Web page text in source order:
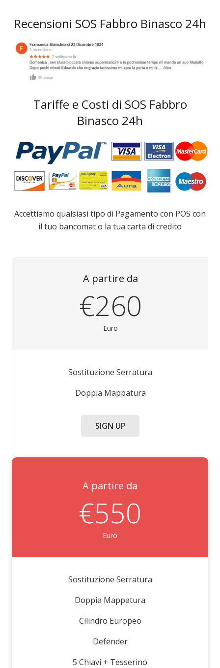
Recensioni SOS Fabbro Binasco 24h
Tariffe e Costi di SOS Fabbro
Binasco 24h
Accettiamo qualsiasi tipo di Pagamento con POS con
il tuo bancomat o la tua carta di credito
A partire da
€260
Euro
Sostituzione Serratura
Doppia Mappatura
SIGN UP
A partire da
€550
Euro
Sostituzione Serratura
Doppia Mappatura
Cilindro Europeo
Defender
5 Chiavi + Tesserino